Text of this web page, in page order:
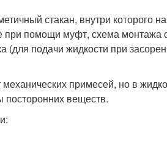
стакан, внутри которого
при помощи муфт, схема монтажа
(для подачи жидкости при
примесей, но в
посторонних веществ.